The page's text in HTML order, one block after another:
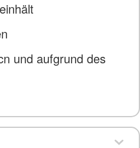
und aufgrund des